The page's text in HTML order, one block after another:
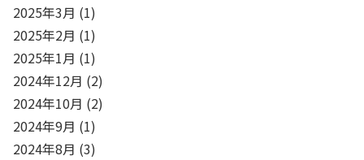
2025年3月 (1)
2025年2月 (1)
2025年1月 (1)
2024年12月 (2)
2024年10月 (2)
2024年9月 (1)
2024年8月 (3)